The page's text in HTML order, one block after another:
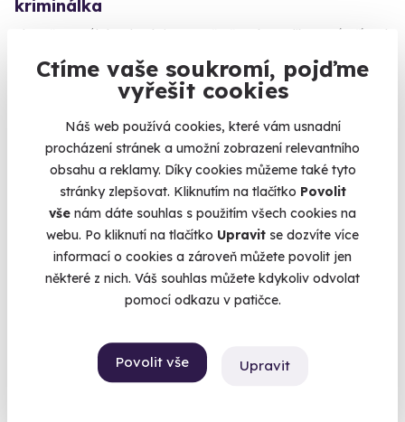
Ctíme vaše soukromí, pojďme
vyřešit cookies
Náš web používá cookies, které vám usnadní
procházení stránek a umožní zobrazení relevantního
obsahu a reklamy. Díky cookies můžeme také tyto
stránky zlepšovat. Kliknutím na tlačítko Povolit
vše nám dáte souhlas s použitím všech cookies na
webu. Po kliknutí na tlačítko Upravit se dozvíte více
informací o cookies a zároveň můžete povolit jen
některé z nich. Váš souhlas můžete kdykoliv odvolat
pomocí odkazu v patičce.
Povolit vše Upravit
kriminálka
Zhostěte se úlohy detektiva a vyšetřete komplikovaný případ.
Ústí nad Labem
(+ 13 dalších lokalit)
990 Kč
Volný termín už 23. 08. 2026
AKCE